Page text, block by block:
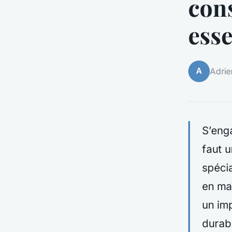
A
faut
en
un